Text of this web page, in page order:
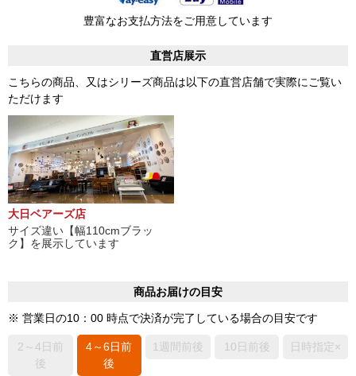
豊富なお支払方法をご用意しています
直営店展示
こちらの商品、又はシリーズ商品は以下の直営店舗で実際にご覧い
ただけます
大日ベアーズ店
サイズ違い【幅110cmブラッ
ク】を展示しています
商品お届けの目安
※ 営業日の10：00 時点で決済が完了している場合の目安です
2～4日前
後
4～6日前
後
1週間前後 10日前後 日時指定×